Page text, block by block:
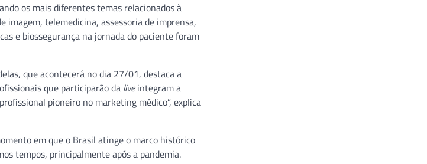
os mais diferentes temas relacionados à
imagem, telemedicina, assessoria de imprensa,
e biossegurança na jornada do paciente foram
que acontecerá no dia 27/01, destaca a
que participarão da liveintegram a
pioneiro no marketing médico”, explica
em que o Brasil atinge o marco histórico
tempos, principalmente após a pandemia.